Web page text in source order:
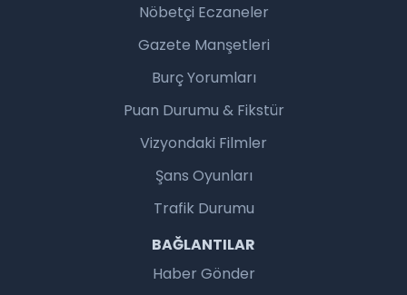
Nöbetçi Eczaneler
Gazete Manşetleri
Burç Yorumları
Puan Durumu & Fikstür
Vizyondaki Filmler
Şans Oyunları
Trafik Durumu
BAĞLANTILAR
Haber Gönder